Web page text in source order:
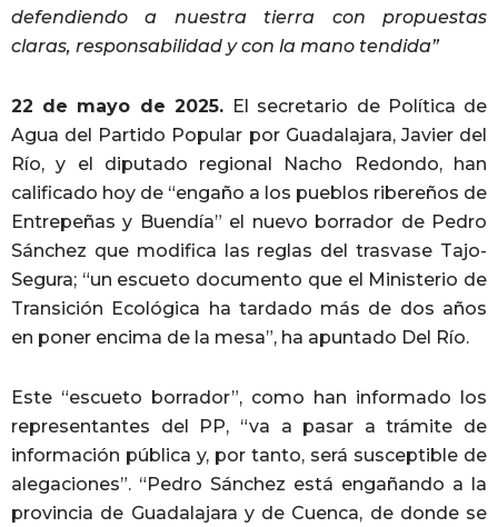
defendiendo a nuestra tierra con propuestas
claras, responsabilidad y con la mano tendida”
22 de mayo de 2025. El secretario de Política de
Agua del Partido Popular por Guadalajara, Javier del
Río, y el diputado regional Nacho Redondo, han
calificado hoy de “engaño a los pueblos ribereños de
Entrepeñas y Buendía” el nuevo borrador de Pedro
Sánchez que modifica las reglas del trasvase Tajo-
Segura; “un escueto documento que el Ministerio de
Transición Ecológica ha tardado más de dos años
en poner encima de la mesa”, ha apuntado Del Río.
Este “escueto borrador”, como han informado los
representantes del PP, “va a pasar a trámite de
información pública y, por tanto, será susceptible de
alegaciones”. “Pedro Sánchez está engañando a la
provincia de Guadalajara y de Cuenca, de donde se